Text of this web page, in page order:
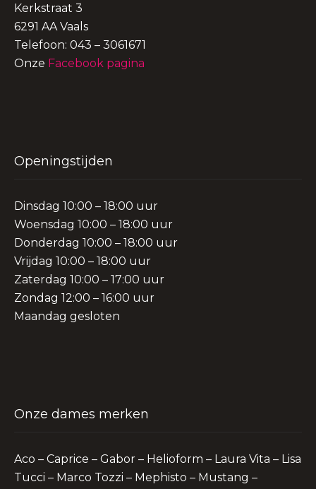
Kerkstraat 3
6291 AA Vaals
Telefoon: 043 – 3061671
Onze Facebook pagina
Openingstijden
Dinsdag 10:00 – 18:00 uur
Woensdag 10:00 – 18:00 uur
Donderdag 10:00 – 18:00 uur
Vrijdag 10:00 – 18:00 uur
Zaterdag 10:00 – 17:00 uur
Zondag 12:00 – 16:00 uur
Maandag gesloten
Onze dames merken
Aco – Caprice – Gabor – Helioform – Laura Vita – Lisa
Tucci – Marco Tozzi – Mephisto – Mustang –